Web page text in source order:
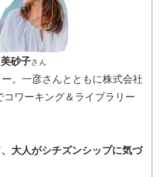
砂子さん
。一彦さんとともに株式会社
ワーキング＆ライブラリー
大人がシチズンシップに気づ